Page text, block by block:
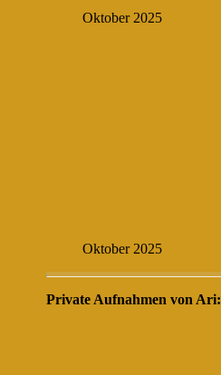
Oktober 2025
Oktober 2025
Private Aufnahmen von Ari: